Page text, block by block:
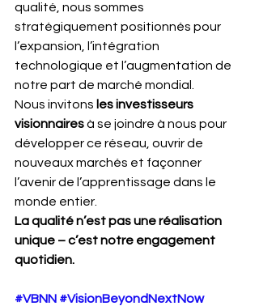
qualité, nous sommes
stratégiquement positionnés pour
l’expansion, l’intégration
technologique et l’augmentation de
notre part de marché mondial.
Nous invitons les investisseurs
visionnaires à se joindre à nous pour
développer ce réseau, ouvrir de
nouveaux marchés et façonner
l’avenir de l’apprentissage dans le
monde entier.
La qualité n’est pas une réalisation
unique – c’est notre engagement
quotidien.
#VBNN #VisionBeyondNextNow